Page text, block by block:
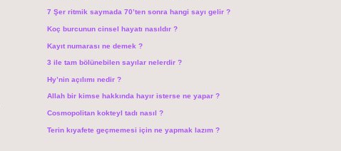
7 Şer ritmik saymada 70’ten sonra hangi sayı gelir ?
Koç burcunun cinsel hayatı nasıldır ?
Kayıt numarası ne demek ?
3 ile tam bölünebilen sayılar nelerdir ?
Hy’nin açılımı nedir ?
Allah bir kimse hakkında hayır isterse ne yapar ?
Cosmopolitan kokteyl tadı nasıl ?
Terin kıyafete geçmemesi için ne yapmak lazım ?